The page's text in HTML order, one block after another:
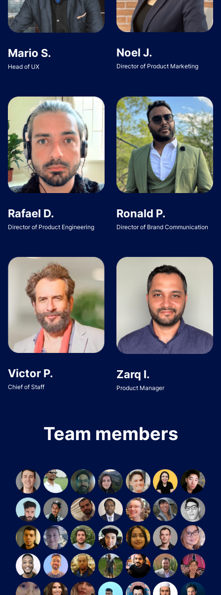
Mario S.
Head of UX
Noel J.
Director of Product Marketing
Rafael D.
Director of Product Engineering
Ronald P.
Director of Brand Communication
Victor P.
Chief of Staff
Zarq I.
Product Manager
Team members